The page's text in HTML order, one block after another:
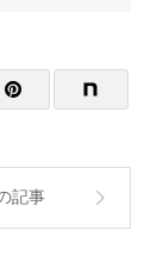
記事